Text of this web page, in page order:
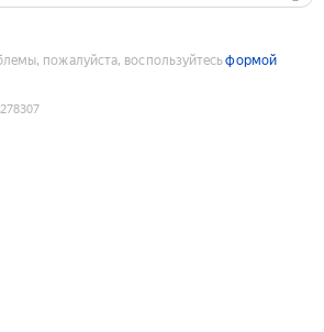
пожалуйста, воспользуйтесьформой